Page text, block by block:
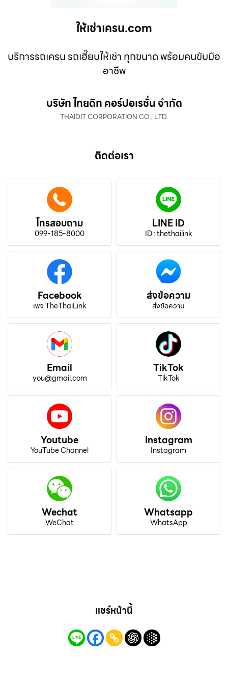
ให้เช่าเครน.com
บริการรถเครน รถเฮี๊ยบให้เช่า ทุกขนาด พร้อมคนขับมือ
อาชีพ
บริษัท ไทยดิท คอร์ปอเรชั่น จำกัด
THAIDIT CORPORATION CO., LTD.
ติดต่อเรา
โทรสอบถาม
099-185-8000
LINE ID
ID : thethailink
Facebook
เพจ TheThaiLink
ส่งข้อความ
ส่งข้อความ
Email
you@gmail.com
TikTok
TikTok
Youtube
YouTube Channel
Instagram
Instagram
Wechat
WeChat
Whatsapp
WhatsApp
แชร์หน้านี้